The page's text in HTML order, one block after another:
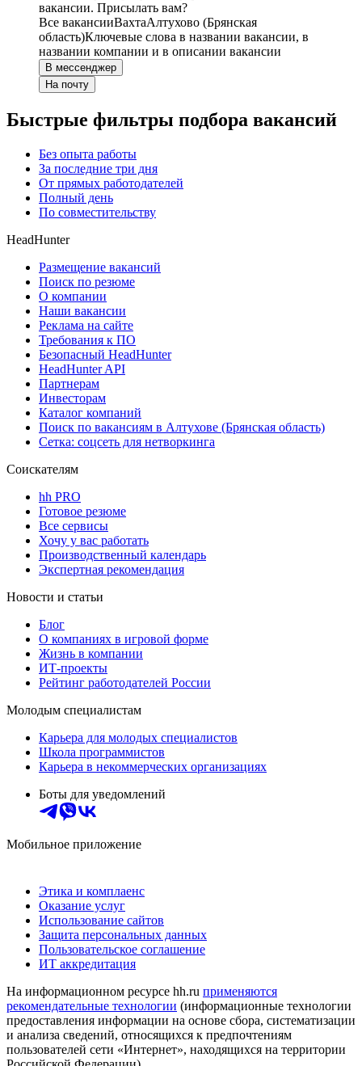
вакансии. Присылать вам?
Все вакансииВахтаАлтухово (Брянская
область)Ключевые слова в названии вакансии, в
названии компании и в описании вакансии
В мессенджер
На почту
Быстрые фильтры подбора вакансий
Без опыта работы
За последние три дня
От прямых работодателей
Полный день
По совместительству
HeadHunter
Размещение вакансий
Поиск по резюме
О компании
Наши вакансии
Реклама на сайте
Требования к ПО
Безопасный HeadHunter
HeadHunter API
Партнерам
Инвесторам
Каталог компаний
Поиск по вакансиям в Алтухове (Брянская область)
Сетка: соцсеть для нетворкинга
Соискателям
hh PRO
Готовое резюме
Все сервисы
Хочу у вас работать
Производственный календарь
Экспертная рекомендация
Новости и статьи
Блог
О компаниях в игровой форме
Жизнь в компании
ИТ-проекты
Рейтинг работодателей России
Молодым специалистам
Карьера для молодых специалистов
Школа программистов
Карьера в некоммерческих организациях
Боты для уведомлений
Мобильное приложение
Этика и комплаенс
Оказание услуг
Использование сайтов
Защита персональных данных
Пользовательское соглашение
ИТ аккредитация
На информационном ресурсе hh.ru применяются
рекомендательные технологии (информационные технологии
предоставления информации на основе сбора, систематизации
и анализа сведений, относящихся к предпочтениям
пользователей сети «Интернет», находящихся на территории